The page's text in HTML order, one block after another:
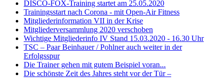
DISCO-FOX-Training startet am 25.05.2020
Trainingsstart nach Corona - mit Open-Air Fitness
Mitgliederinformation VII in der Krise
Mitgliederversammlung 2020 verschoben
Wichtige Mitgliederinfo IV Stand 15.03.2020 - 16.30 Uhr
TSC – Paar Beinhauer / Pohlner auch weiter in der
Erfolgsspur
Die Trainer gehen mit gutem Beispiel voran...
Die schönste Zeit des Jahres steht vor der Tür –